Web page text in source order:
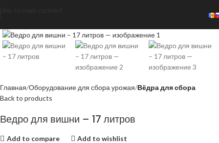
Главная Оборудование для сбора урожая Вёдра для сбора
Back to products
Ведро для вишни – 17 литров
Add to compare Add to wishlist